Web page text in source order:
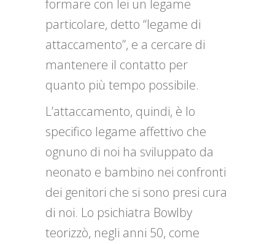
formare con lei un legame
particolare, detto “legame di
attaccamento”, e a cercare di
mantenere il contatto per
quanto più tempo possibile.
L’attaccamento, quindi, è lo
specifico legame affettivo che
ognuno di noi ha sviluppato da
neonato e bambino nei confronti
dei genitori che si sono presi cura
di noi. Lo psichiatra Bowlby
teorizzò, negli anni 50, come